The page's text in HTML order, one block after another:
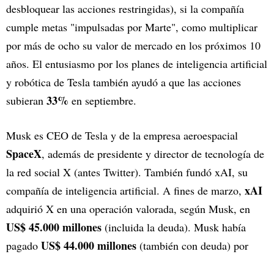
desbloquear las acciones restringidas), si la compañía
cumple metas "impulsadas por Marte", como multiplicar
por más de ocho su valor de mercado en los próximos 10
años. El entusiasmo por los planes de inteligencia artificial
y robótica de Tesla también ayudó a que las acciones
subieran 33% en septiembre.
Musk es CEO de Tesla y de la empresa aeroespacial
SpaceX, además de presidente y director de tecnología de
la red social X (antes Twitter). También fundó xAI, su
compañía de inteligencia artificial. A fines de marzo, xAI
adquirió X en una operación valorada, según Musk, en
US$ 45.000 millones (incluida la deuda). Musk había
pagado US$ 44.000 millones (también con deuda) por